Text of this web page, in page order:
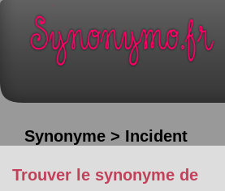
Synonyme > Incident
Trouver le synonyme de